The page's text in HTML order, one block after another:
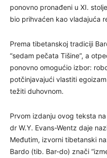
ponovno pronađeni u XI.
bio prihvaćen kao vladajuća
Prema tibetanskoj tradiciji
“sedam pečata Tišine”, a
ponovno omogućio izbor:
potčinjavajući vlastiti
težiti duhovnom.
Prvom izdanju ovog teksta
dr W.Y. Evans-Wentz daje
Međutim, izvorni tibetanski
Bardo (tib. Bar-do) znači